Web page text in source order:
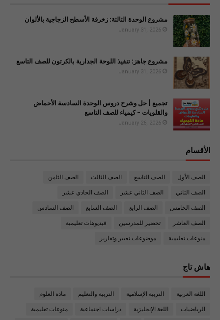
مشروع الوحدة الثالثة: زخرفة الأسطح الزجاجية بالألوان
January 31, 2026
مشروع جاهز: تنفيذ اللوحة الجدارية بالكرتون للصف التاسع
January 31, 2026
تجميع | حل وشرح دروس الوحدة السادسة الأحماض
والقلويات - كيمياء للصف التاسع
January 26, 2026
الأقسام
الصف الأول الصف التاسع الصف الثالث الصف الثامن
الصف الثاني الصف الثاني عشر الصف الحادي عشر
الصف الخامس الصف الرابع الصف السابع الصف السادس
الصف العاشر تحضير للمدرسين فيديوهات تعليمية
منوعات تعليمية موضوعات تعبير وتقارير
هاش تاج
اللغة العربية التربية الإسلامية التربية والتعليم مادة العلوم
الرياضيات اللغة الإنجليزية دراسات اجتماعية منوعات تعليمية